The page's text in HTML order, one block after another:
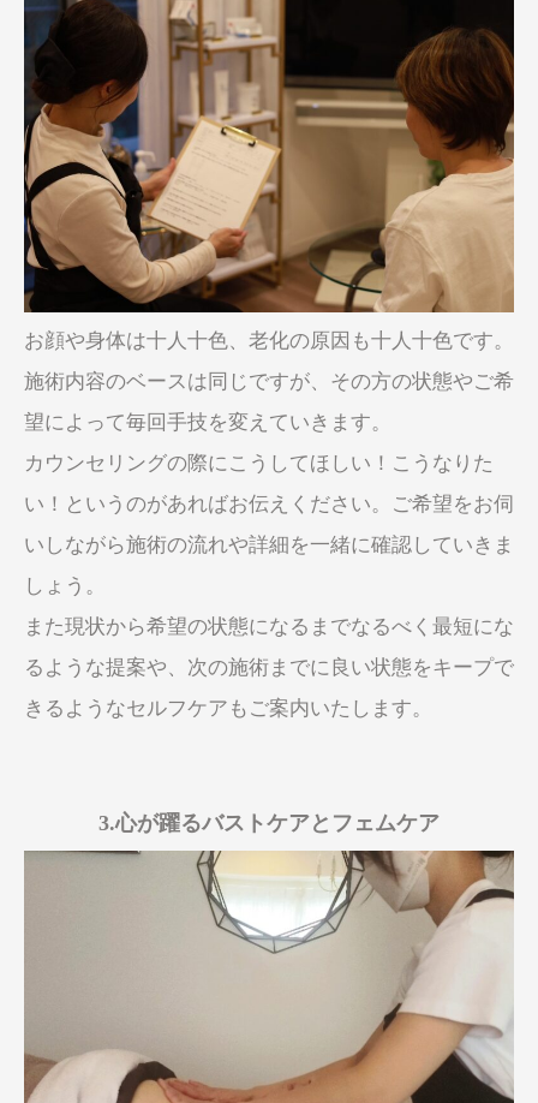
お顔や身体は十人十色、老化の原因も十人十色です。
施術内容のベースは同じですが、その方の状態やご希
望によって毎回手技を変えていきます。
カウンセリングの際にこうしてほしい！こうなりた
い！というのがあればお伝えください。ご希望をお伺
いしながら施術の流れや詳細を一緒に確認していきま
しょう。
また現状から希望の状態になるまでなるべく最短にな
るような提案や、次の施術までに良い状態をキープで
きるようなセルフケアもご案内いたします。
3.心が躍るバストケアとフェムケア